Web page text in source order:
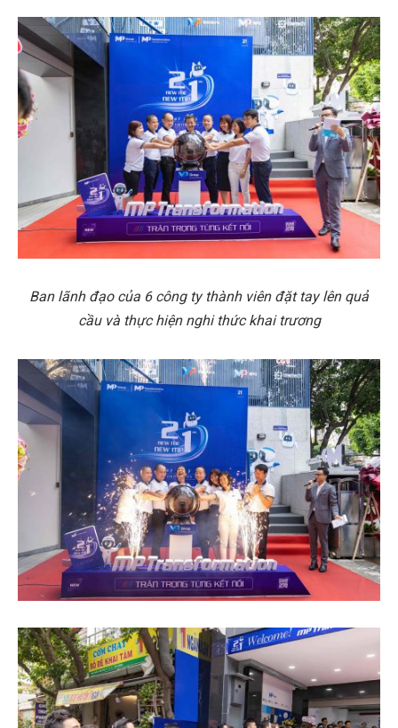
Ban lãnh đạo của 6 công ty thành viên đặt tay lên quả
cầu và thực hiện nghi thức khai trương